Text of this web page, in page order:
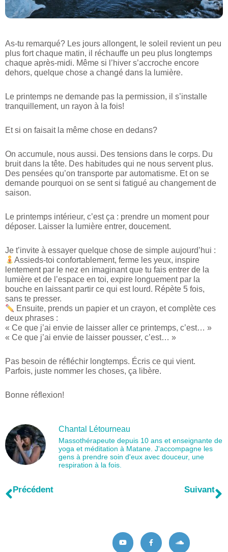
As-tu remarqué? Les jours allongent, le soleil revient un peu
plus fort chaque matin, il réchauffe un peu plus longtemps
chaque après-midi. Même si l’hiver s’accroche encore
dehors, quelque chose a changé dans la lumière.
Le printemps ne demande pas la permission, il s’installe
tranquillement, un rayon à la fois!
Et si on faisait la même chose en dedans?
On accumule, nous aussi. Des tensions dans le corps. Du
bruit dans la tête. Des habitudes qui ne nous servent plus.
Des pensées qu’on transporte par automatisme. Et on se
demande pourquoi on se sent si fatigué au changement de
saison.
Le printemps intérieur, c’est ça : prendre un moment pour
déposer. Laisser la lumière entrer, doucement.
Je t’invite à essayer quelque chose de simple aujourd’hui :
Assieds-toi confortablement, ferme les yeux, inspire
lentement par le nez en imaginant que tu fais entrer de la
lumière et de l’espace en toi, expire longuement par la
bouche en laissant partir ce qui est lourd. Répète 5 fois,
sans te presser.
Ensuite, prends un papier et un crayon, et complète ces
deux phrases :
« Ce que j’ai envie de laisser aller ce printemps, c’est… »
« Ce que j’ai envie de laisser pousser, c’est… »
Pas besoin de réfléchir longtemps. Écris ce qui vient.
Parfois, juste nommer les choses, ça libère.
Bonne réflexion!
Chantal Létourneau
Massothérapeute depuis 10 ans et enseignante de
yoga et méditation à Matane. J'accompagne les
gens à prendre soin d'eux avec douceur, une
respiration à la fois.
Précédent
Précédent Suivant
Y
o
u
F
a
c
S
o